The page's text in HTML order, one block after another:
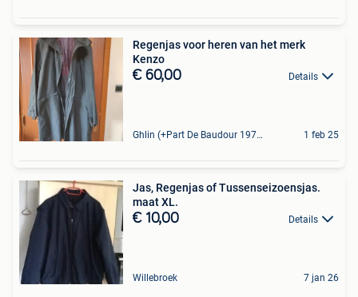
Regenjas voor heren van het merk
Kenzo
€ 60,00 Details
Ghlin (+Part De Baudour 1971) 1 feb 25
Jas, Regenjas of Tussenseizoensjas.
maat XL.
€ 10,00 Details
Willebroek 7 jan 26